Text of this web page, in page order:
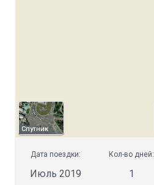
Спутник
Дата поездки:
Июль 2019
Кол-во дней:
1